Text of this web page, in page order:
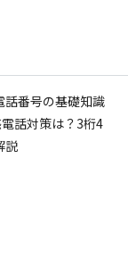
話番号の基礎知識
話対策は？3桁4
説